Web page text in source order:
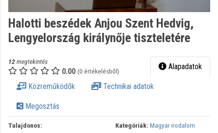
Intézményi felfedezés
Kategóriák
Intézményi listák
Intézmények
Közreműködők
Halotti beszédek Anjou Szent Hedvig,
Lengyelország királynője tiszteletére
12megtekintés
0.00 (0 értékelésből) Alapadatok
Közreműködők Technikai adatok
Megosztás
Tulajdonos: Kategóriák: Magyar irodalom